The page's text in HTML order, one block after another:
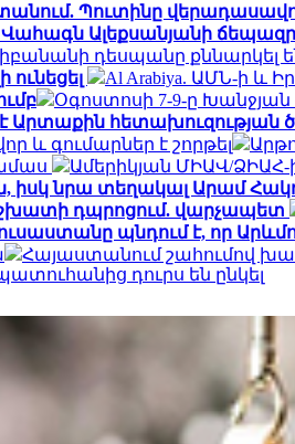
Պուտինը
Վահագն Ալեքսանյանի
դեսպանը քննարկել
Al Arabiya. ԱՄՆ-ի և
Օգոստոսի 7-9-ը
Արտաքին
և գումարներ է շորթել
Ամերիկյան ՄԻԱՎ/
իսկ նրա տեղակալ Արամ
դպրոցում. վարչապետ
պնդում է, որ
Հայաստանում շահումով
դուրս են ընկել